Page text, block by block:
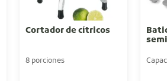
Cortador de cítricos
8 porciones